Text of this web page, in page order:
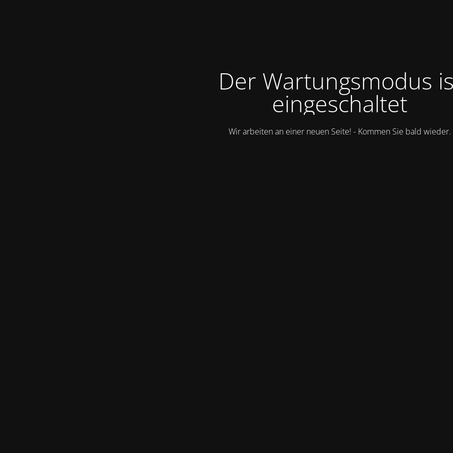
Der Wartungsmodus
eingeschaltet
Wir arbeiten an einer neuen Seite! - Kommen Sie bald wieder.